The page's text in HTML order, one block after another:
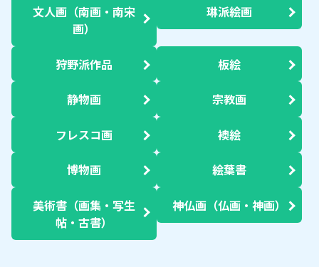
文人画（南画・南宋
画）
琳派絵画
狩野派作品 板絵
静物画 宗教画
フレスコ画 襖絵
博物画 絵葉書
美術書（画集・写生
帖・古書）
神仏画（仏画・神画）